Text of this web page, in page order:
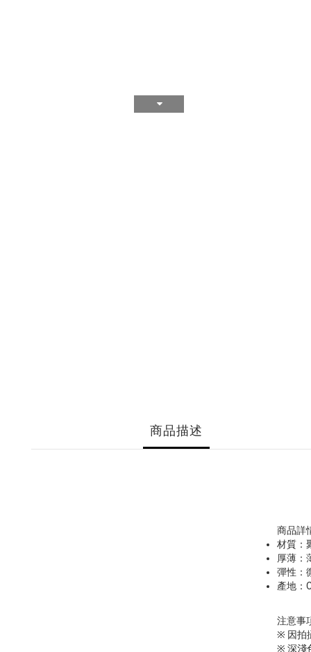
商品描述
商品詳
材質：
厚薄：
彈性：
產地：
注意事
※ 因拍
※ 深淺